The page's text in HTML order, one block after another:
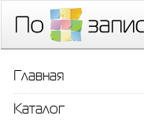
Главная
Каталог